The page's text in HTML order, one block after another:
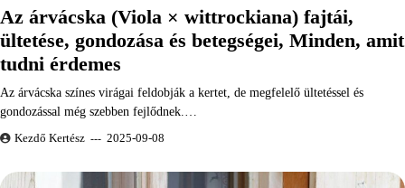
Az árvácska (Viola × wittrockiana) fajtái,
ültetése, gondozása és betegségei, Minden, amit
tudni érdemes
Az árvácska színes virágai feldobják a kertet, de megfelelő ültetéssel és
gondozással még szebben fejlődnek.…
Kezdő Kertész 2025-09-08